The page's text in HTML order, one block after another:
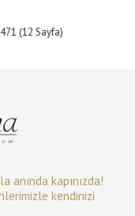
Bileklik PS4172
(12 Sayfa)
kapınızda!
kendinizi